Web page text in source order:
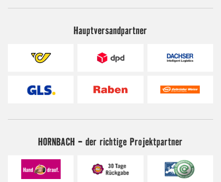
Hauptversandpartner
HORNBACH - der richtige Projektpartner